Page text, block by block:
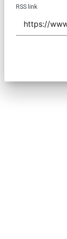
RSS link